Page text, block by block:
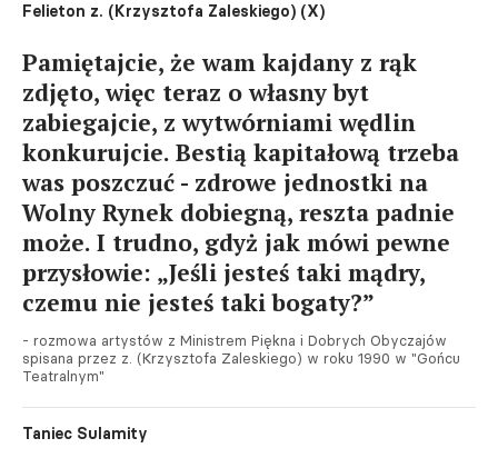
Felieton z. (Krzysztofa Zaleskiego) (X)
Pamiętajcie, że wam kajdany z rąk
zdjęto, więc teraz o własny byt
zabiegajcie, z wytwórniami wędlin
konkurujcie. Bestią kapitałową trzeba
was poszczuć - zdrowe jednostki na
Wolny Rynek dobiegną, reszta padnie
może. I trudno, gdyż jak mówi pewne
przysłowie: „Jeśli jesteś taki mądry,
czemu nie jesteś taki bogaty?”
- rozmowa artystów z Ministrem Piękna i Dobrych Obyczajów
spisana przez z. (Krzysztofa Zaleskiego) w roku 1990 w "Gońcu
Teatralnym"
Taniec Sulamity